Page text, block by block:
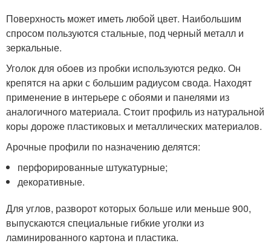
Поверхность может иметь любой цвет. Наибольшим
спросом пользуются стальные, под черный металл и
зеркальные.
Уголок для обоев из пробки используются редко. Он
крепятся на арки с большим радиусом свода. Находят
применение в интерьере с обоями и панелями из
аналогичного материала. Стоит профиль из натуральной
коры дороже пластиковых и металлических материалов.
Арочные профили по назначению делятся:
перфорированные штукатурные;
декоративные.
Для углов, разворот которых больше или меньше 900,
выпускаются специальные гибкие уголки из
ламинированного картона и пластика.